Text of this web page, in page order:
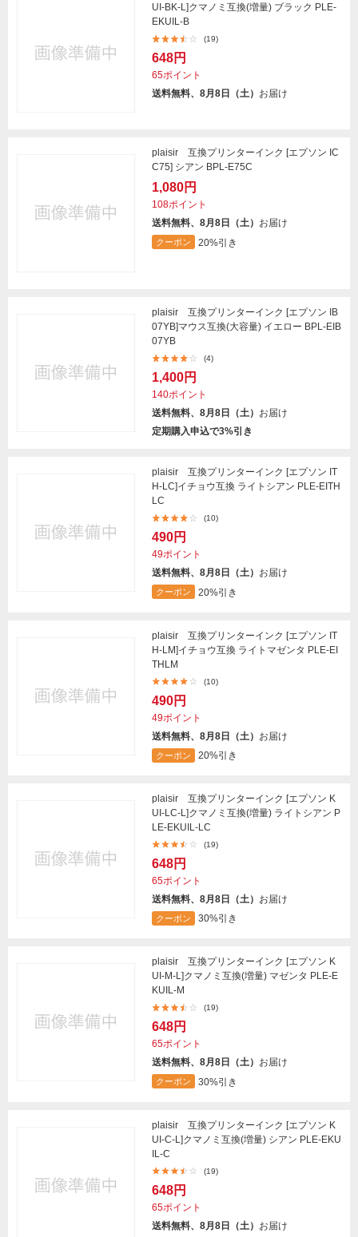
UI-BK-L]クマノミ互換(増量) ブラック PLE-
EKUIL-B
(19)
648円
65ポイント
送料無料、8月8日（土） お届け
plaisir 互換プリンターインク [エプソン IC
C75] シアン BPL-E75C
1,080円
108ポイント
送料無料、8月8日（土） お届け
クーポン 20%引き
plaisir 互換プリンターインク [エプソン IB
07YB]マウス互換(大容量) イエロー BPL-EIB
07YB
(4)
1,400円
140ポイント
送料無料、8月8日（土） お届け
定期購入申込で3%引き
plaisir 互換プリンターインク [エプソン IT
H-LC]イチョウ互換 ライトシアン PLE-EITH
LC
(10)
490円
49ポイント
送料無料、8月8日（土） お届け
クーポン 20%引き
plaisir 互換プリンターインク [エプソン IT
H-LM]イチョウ互換 ライトマゼンタ PLE-EI
THLM
(10)
490円
49ポイント
送料無料、8月8日（土） お届け
クーポン 20%引き
plaisir 互換プリンターインク [エプソン K
UI-LC-L]クマノミ互換(増量) ライトシアン P
LE-EKUIL-LC
(19)
648円
65ポイント
送料無料、8月8日（土） お届け
クーポン 30%引き
plaisir 互換プリンターインク [エプソン K
UI-M-L]クマノミ互換(増量) マゼンタ PLE-E
KUIL-M
(19)
648円
65ポイント
送料無料、8月8日（土） お届け
クーポン 30%引き
plaisir 互換プリンターインク [エプソン K
UI-C-L]クマノミ互換(増量) シアン PLE-EKU
IL-C
(19)
648円
65ポイント
送料無料、8月8日（土） お届け